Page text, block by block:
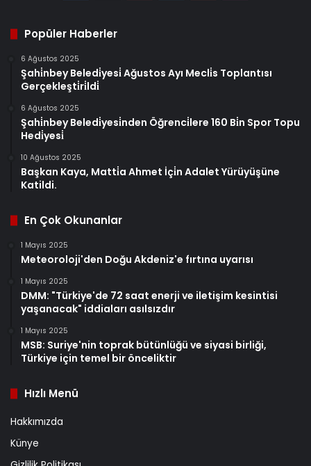
Popüler Haberler
6 Ağustos 2025
Şahi̇nbey Beledi̇yesi̇ Ağustos Ayı Mecli̇s Toplantısı
Gerçekleşti̇ri̇ldi̇
6 Ağustos 2025
Şahi̇nbey Beledi̇yesi̇nden Öğrenci̇lere 160 Bi̇n Spor Topu
Hedi̇yesi̇
10 Ağustos 2025
Başkan Kaya, Matti̇a Ahmet İçi̇n Adalet Yürüyüşüne
Katildi.
En Çok Okunanlar
1 Mayıs 2025
Meteoroloji'den Doğu Akdeniz'e fırtına uyarısı
1 Mayıs 2025
DMM: "Türkiye'de 72 saat enerji ve iletişim kesintisi
yaşanacak" iddiaları asılsızdır
1 Mayıs 2025
MSB: Suriye'nin toprak bütünlüğü ve siyasi birliği,
Türkiye için temel bir önceliktir
Hızlı Menü
Hakkımızda
Künye